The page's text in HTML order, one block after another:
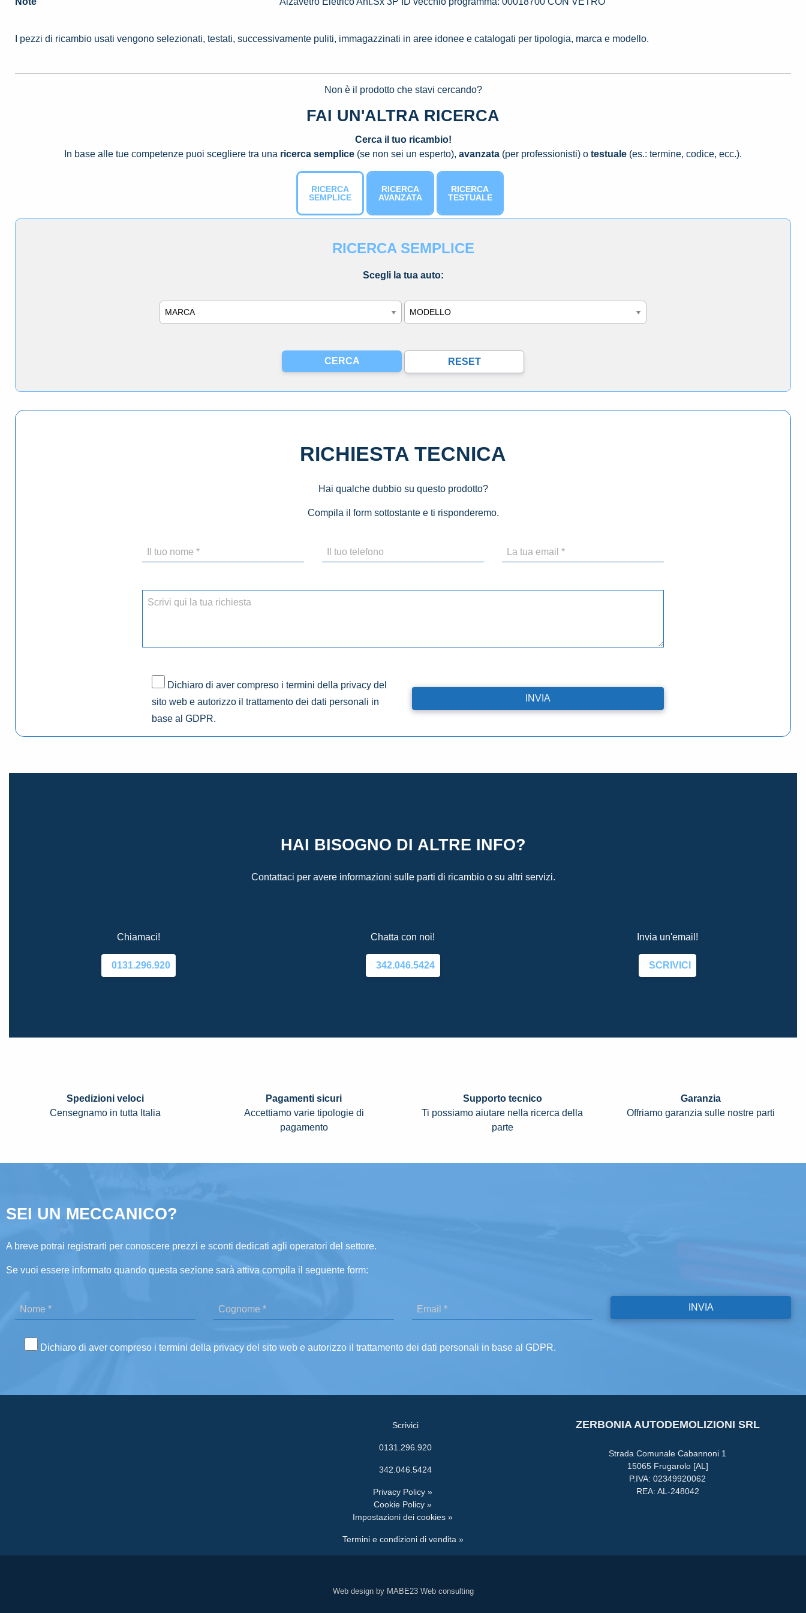
I pezzi di ricambio usati vengono selezionati, testati, successivamente puliti, immagazzinati in aree idonee e catalogati per tipologia, marca e modello.
Non è il prodotto che stavi cercando?
FAI UN'ALTRA RICERCA
Cerca il tuo ricambio!
In base alle tue competenze puoi scegliere tra una ricerca semplice (se non sei un esperto), avanzata (per professionisti) o testuale (es.: termine, codice, ecc.).
RICERCA
SEMPLICE
RICERCA
AVANZATA
RICERCA
TESTUALE
RICERCA SEMPLICE
Scegli la tua auto:
Marca Modello
RICHIESTA TECNICA
Hai qualche dubbio su questo prodotto?
Compila il form sottostante e ti risponderemo.
Dichiaro di aver compreso i termini della privacy del
sito web e autorizzo il trattamento dei dati personali in
base al GDPR.
HAI BISOGNO DI ALTRE INFO?
Contattaci per avere informazioni sulle parti di ricambio o su altri servizi.
Chiamaci!
0131.296.920
Chatta con noi!
342.046.5424
Invia un'email!
SCRIVICI
Spedizioni veloci
Censegnamo in tutta Italia
Pagamenti sicuri
Accettiamo varie tipologie di
pagamento
Supporto tecnico
Ti possiamo aiutare nella ricerca della
parte
Garanzia
Offriamo garanzia sulle nostre parti
SEI UN MECCANICO?
A breve potrai registrarti per conoscere prezzi e sconti dedicati agli operatori del settore.
Se vuoi essere informato quando questa sezione sarà attiva compila il seguente form:
Dichiaro di aver compreso i termini della privacy del sito web e autorizzo il trattamento dei dati personali in base al GDPR.
Scrivici
0131.296.920
342.046.5424
Privacy Policy »
Cookie Policy »
Impostazioni dei cookies »
Termini e condizioni di vendita »
ZERBONIA AUTODEMOLIZIONI SRL
Strada Comunale Cabannoni 1
15065 Frugarolo [AL]
P.IVA: 02349920062
REA: AL-248042
Web design by MABE23 Web consulting